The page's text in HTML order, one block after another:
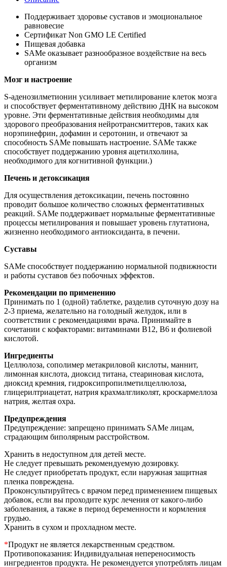
Поддерживает здоровье суставов и эмоциональное
равновесие
Сертификат Non GMO LE Certified
Пищевая добавка
SAMe оказывает разнообразное воздействие на весь
организм
Мозг и настроение
S-аденозилметионин усиливает метилирование клеток мозга
и способствует ферментативному действию ДНК на высоком
уровне. Эти ферментативные действия необходимы для
здорового преобразования нейротрансмиттеров, таких как
норэпинефрин, дофамин и серотонин, и отвечают за
способность SAMe повышать настроение. SAMe также
способствует поддержанию уровня ацетилхолина,
необходимого для когнитивной функции.)
Печень и детоксикация
Для осуществления детоксикации, печень постоянно
проводит большое количество сложных ферментативных
реакций. SAMe поддерживает нормальные ферментативные
процессы метилирования и повышает уровень глутатиона,
жизненно необходимого антиоксиданта, в печени.
Суставы
SAMe способствует поддержанию нормальной подвижности
и работы суставов без побочных эффектов.
Рекомендации по применению
Принимать по 1 (одной) таблетке, разделив суточную дозу на
2-3 приема, желательно на голодный желудок, или в
соответствии с рекомендациями врача. Принимайте в
сочетании с кофакторами: витаминами B12, B6 и фолиевой
кислотой.
Ингредиенты
Целлюлоза, сополимер метакриловой кислоты, маннит,
лимонная кислота, диоксид титана, стеариновая кислота,
диоксид кремния, гидроксипропилметилцеллюлоза,
глицерилтриацетат, натрия крахмалгликолят, кроскармеллоза
натрия, желтая охра.
Предупреждения
Предупреждение: запрещено принимать SAMe лицам,
страдающим биполярным расстройством.
Хранить в недоступном для детей месте.
Не следует превышать рекомендуемую дозировку.
Не следует приобретать продукт, если наружная защитная
пленка повреждена.
Проконсультируйтесь с врачом перед применением пищевых
добавок, если вы проходите курс лечения от какого-либо
заболевания, а также в период беременности и кормления
грудью.
Хранить в сухом и прохладном месте.
*Продукт не является лекарственным средством.
Противопоказания: Индивидуальная непереносимость
ингредиентов продукта. Не рекомендуется употреблять лицам